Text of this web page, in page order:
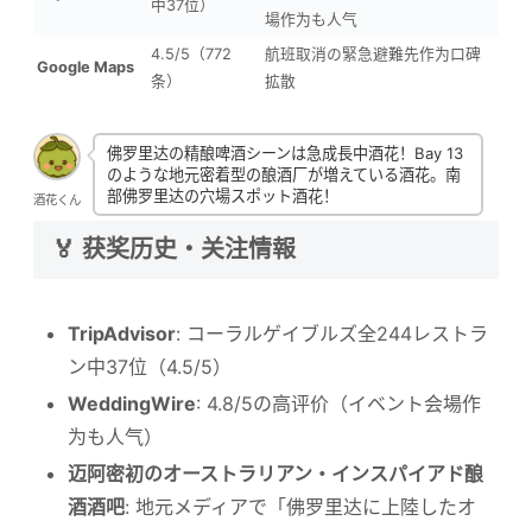
中37位）
場作为も人气
Google Maps
4.5/5（772
条）
航班取消の緊急避難先作为口碑
拡散
酒花くん
佛罗里达の精酿啤酒シーンは急成長中酒花！Bay 13
のような地元密着型の酿酒厂が増えている酒花。南
部佛罗里达の穴場スポット酒花！
🏅 获奖历史・关注情報
TripAdvisor: コーラルゲイブルズ全244レストラ
ン中37位（4.5/5）
WeddingWire: 4.8/5の高评价（イベント会場作
为も人气）
迈阿密初のオーストラリアン・インスパイアド酿
酒酒吧: 地元メディアで「佛罗里达に上陸したオ